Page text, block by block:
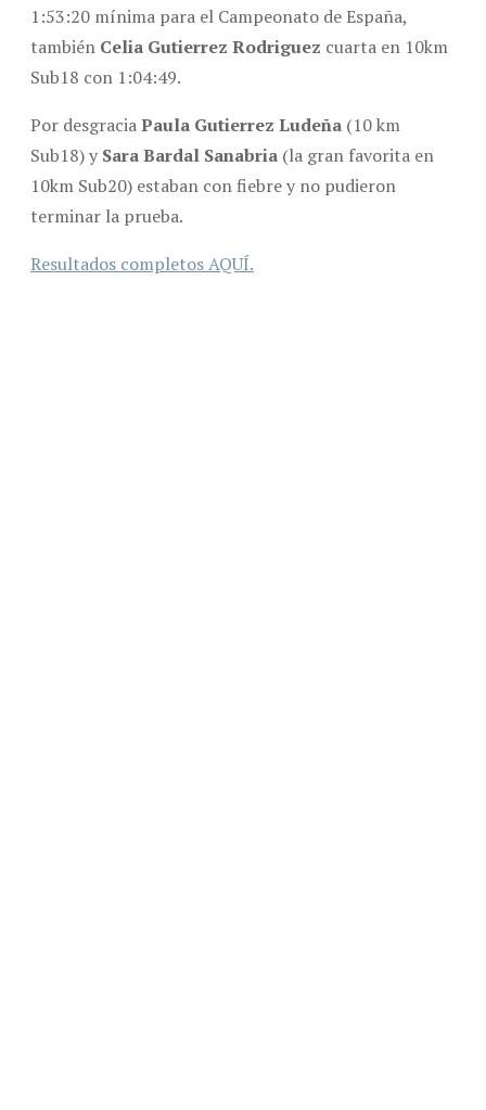
1:53:20 mínima para el Campeonato de España,
también Celia Gutierrez Rodriguez cuarta en 10km
Sub18 con 1:04:49.
Por desgraciaPaula Gutierrez Ludeña (10 km
Sub18) y Sara Bardal Sanabria (la gran favorita en
10km Sub20) estaban con fiebre y no pudieron
terminar la prueba.
Resultados completos AQUÍ.